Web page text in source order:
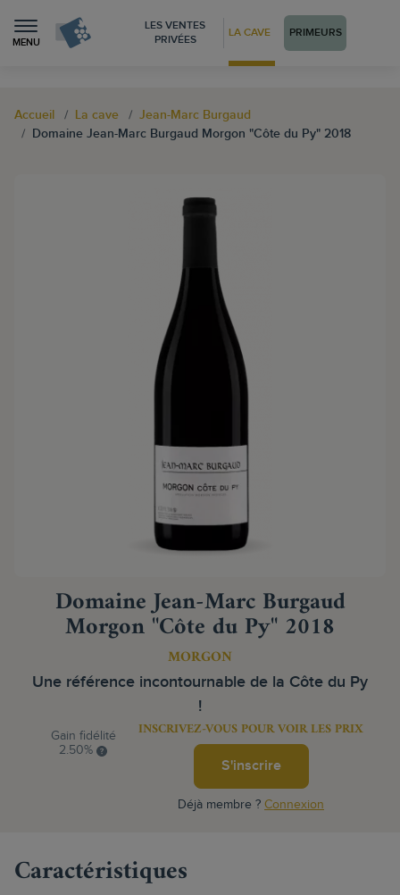
MENU
LES VENTES
PRIVÉES
LA CAVE PRIMEURS
Accueil La cave
Jean-Marc Burgaud
Domaine Jean-Marc Burgaud Morgon "Côte du Py" 2018
Domaine Jean-Marc Burgaud
Morgon "Côte du Py" 2018
MORGON
Une référence incontournable de la Côte du Py
!
Gain fidélité
2.50%
INSCRIVEZ-VOUS POUR VOIR LES PRIX
S'inscrire
Déjà membre ? Connexion
Caractéristiques